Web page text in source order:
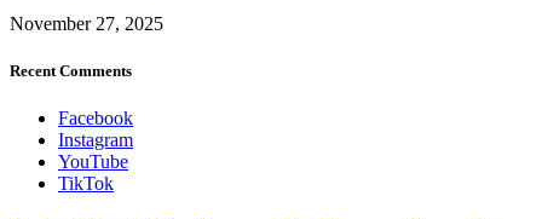
November 27, 2025
Recent Comments
Facebook
Instagram
YouTube
TikTok